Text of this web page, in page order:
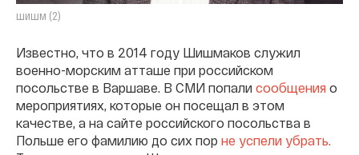
шишм (2)
Известно, что в 2014 году Шишмаков служил
военно-морским атташе при российском
посольстве в Варшаве. В СМИ попали сообщения о
мероприятиях, которые он посещал в этом
качестве, а на сайте российского посольства в
Польше его фамилию до сих пор не успели убрать.